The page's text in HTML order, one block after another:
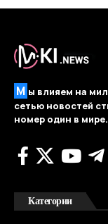
М ы влияем на
сетью новостей
номер один в мире.
Категории